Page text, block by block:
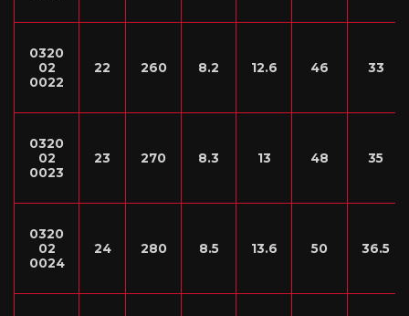
0320
02
0022
22 260 8.2 12.6 46 33
0320
02
0023
23 270 8.3 13 48 35
0320
02
0024
24 280 8.5 13.6 50 36.5